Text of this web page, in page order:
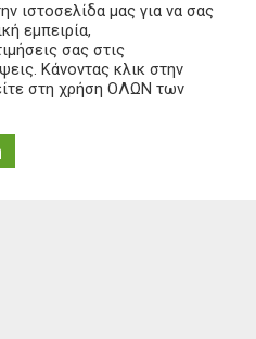
65110
ιστοσελίδα μας για να σας
εμπειρία,
σας στις
Κάνοντας κλικ στην
στη χρήση ΟΛΩΝ των